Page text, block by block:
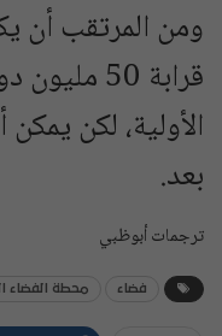
ومن المرتقب أن
قرابة 50
الأولية، لكن
بعد.
ترجمات أبوظبي
فضاء محطة الفضاء